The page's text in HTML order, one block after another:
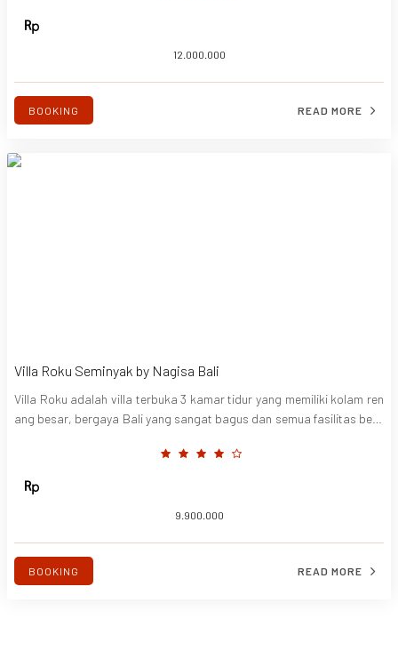
onesia, arsitektur yang unik, dilengkapi dengan cerita dan perjalanan
ajaib bagi setiap pecinta budaya. Meskipun tidak banyak vila di Bali y
ang sering membuka pintunya bagi pecinta hewan peliharaan dan he
in-main di rumput.
12.000.000
BOOKING READ MORE
Villa Roku Seminyak by Nagisa Bali
Villa Roku adalah villa terbuka 3 kamar tidur yang memiliki kolam ren
ang besar, bergaya Bali yang sangat bagus dan semua fasilitas berg
an suasana tropisnya yang akan memberi Anda gerbang damai dari
Seminyak yang sibuk......
9.900.000
BOOKING READ MORE